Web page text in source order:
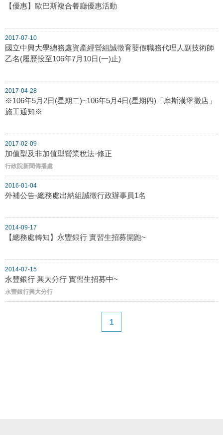
【優惠】歐巴斯複合餐廳優惠活動
2017-07-10
國立中興大學總務處資產經營組誠徵育嬰假職務代理人副技術師
乙名(履歷投至106年7月10日(一)止)
2017-04-28
※106年5月2日(星期二)~106年5月4日(星期四)「摩斯漢堡撤店」
施工通知※
2017-02-09
加值型及非加值型營業稅法-修正
行政院新聞傳播處
2016-01-04
外補公告-總務處出納組誠徵行政辦事員1名
2014-09-17
【總務處轉知】永豐銀行 實習生招募開跑~
2014-07-15
永豐銀行 興大分行 實習生招募中~
永豐銀行興大分行
1